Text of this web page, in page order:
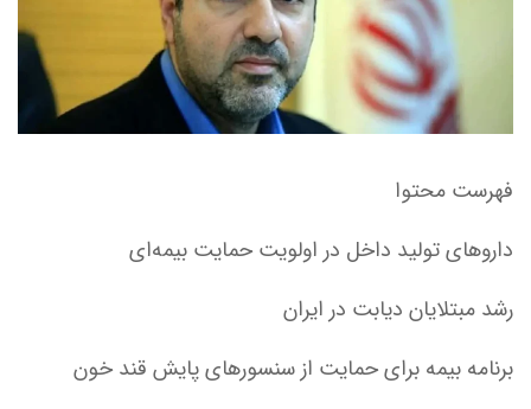
فهرست محتوا
داروهای تولید داخل در اولویت حمایت بیمه‌ای
رشد مبتلایان دیابت در ایران
برنامه بیمه برای حمایت از سنسورهای پایش قند خون